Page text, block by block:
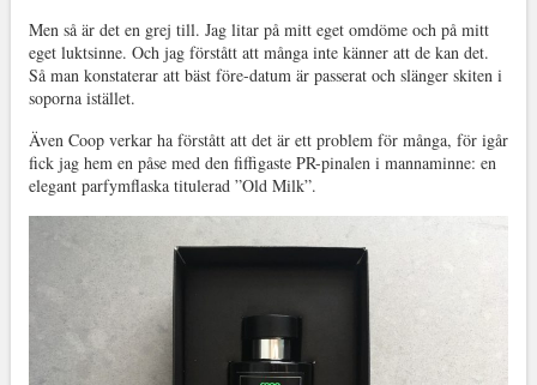
Men så är det en grej till. Jag litar på mitt eget omdöme och på mitt
eget luktsinne. Och jag förstått att många inte känner att de kan det.
Så man konstaterar att bäst före-datum är passerat och slänger skiten i
soporna istället.
Även Coop verkar ha förstått att det är ett problem för många, för igår
fick jag hem en påse med den fiffigaste PR-pinalen i mannaminne: en
elegant parfymflaska titulerad ”Old Milk”.